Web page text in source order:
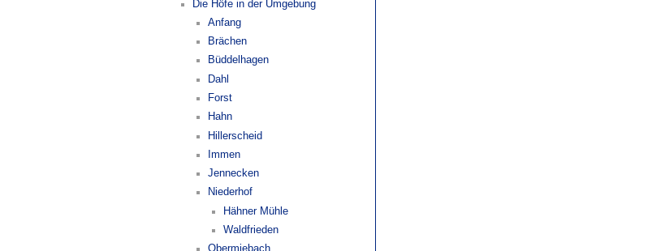
Die Höfe in der Umgebung
Anfang
Brächen
Büddelhagen
Dahl
Forst
Hahn
Hillerscheid
Immen
Jennecken
Niederhof
Hähner Mühle
Waldfrieden